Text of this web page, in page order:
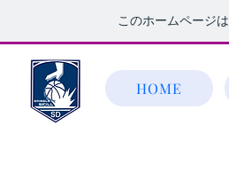
このホームページは
HOME